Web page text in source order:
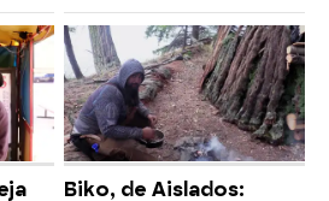
Biko, de Aislados: